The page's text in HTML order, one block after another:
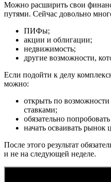
Можно расширить свои
путями. Сейчас довольно
ПИФы;
акции и облигации;
недвижимость;
другие возможности,
Если подойти к делу
можно:
открыть по
ставками;
обязательно
начать осваивать рынок
После этого результат
и не на следующей неделе.